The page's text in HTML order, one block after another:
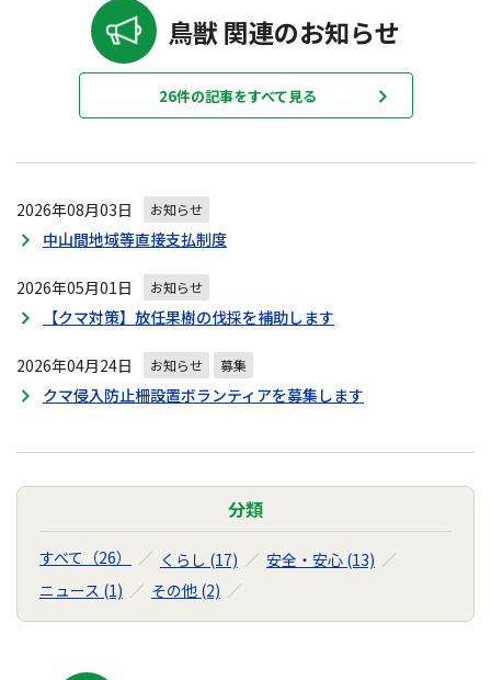
鳥獣 関連のお知らせ
26件の記事をすべて見る
2026年08月03日 お知らせ
中山間地域等直接支払制度
2026年05月01日 お知らせ
【クマ対策】放任果樹の伐採を補助します
2026年04月24日 お知らせ 募集
クマ侵入防止柵設置ボランティアを募集します
分類
すべて（26） くらし (17)
安全・安心 (13)
ニュース (1)
その他 (2)